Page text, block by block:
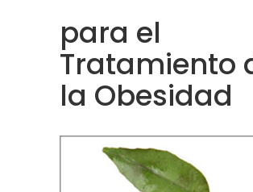
para el
Tratamiento
la Obesidad